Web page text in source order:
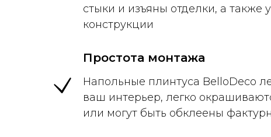
стыки и изъяны отделки, а также
конструкции
Простота монтажа
Напольные плинтуса BelloDeco
ваш интерьер, легко
или могут быть обклеены